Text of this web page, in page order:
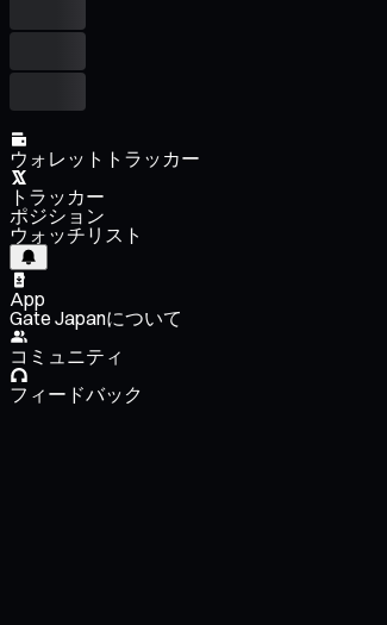
ウォレットトラッカー
トラッカー
ポジション
ウォッチリスト
App
Gate Japanについて
コミュニティ
フィードバック